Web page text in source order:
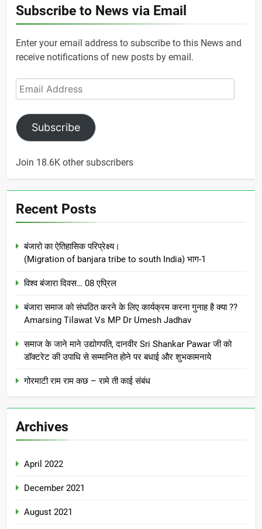
Subscribe to News via Email
Enter your email address to subscribe to this News and
receive notifications of new posts by email.
Email
Address
Subscribe
Join 18.6K other subscribers
Recent Posts
बंजारो का ऐतिहासिक परिप्रेक्ष्य।
(Migration of banjara tribe to south India) भाग-1
विश्व बंजारा दिवस… 08 एप्रिल
बंजारा समाज को संघठित करने के लिए कार्यक्रम करना गुनाह है क्या ??
Amarsing Tilawat Vs MP Dr Umesh Jadhav
समाज के जाने माने उद्योगपति, दानवीर Sri Shankar Pawar जी को
डॉक्टरेट की उपाधि से सम्मानित होने पर बधाई और शुभकामनाये
गोरमाटी राम राम कछ – रामे ती काई संबंध
Archives
April 2022
December 2021
August 2021